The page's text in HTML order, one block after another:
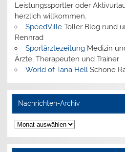
Leistungssportler oder
herzlich willkommen.
SpeedVilleToller Blog rund
Rennrad
SportärztezeitungMedizin
Ärzte, Therapeuten und Trainer
World of Tana HellSchöne
Nachrichten-Archiv
Nachrichten-
Archiv